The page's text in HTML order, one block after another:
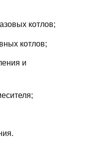
котлов;
котлов;
и